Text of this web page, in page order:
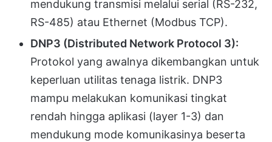
mendukung transmisi melalui serial (RS-232,
RS-485) atau Ethernet (Modbus TCP).
DNP3 (Distributed Network Protocol 3):
Protokol yang awalnya dikembangkan untuk
keperluan utilitas tenaga listrik. DNP3
mampu melakukan komunikasi tingkat
rendah hingga aplikasi (layer 1-3) dan
mendukung mode komunikasinya beserta